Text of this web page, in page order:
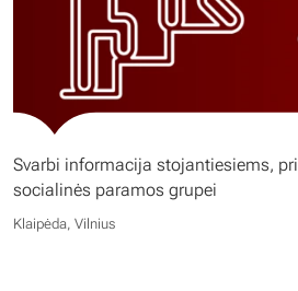
Svarbi informacija stojantiesiems,
socialinės paramos grupei
Klaipėda, Vilnius